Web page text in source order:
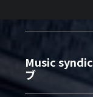
Music
ブ